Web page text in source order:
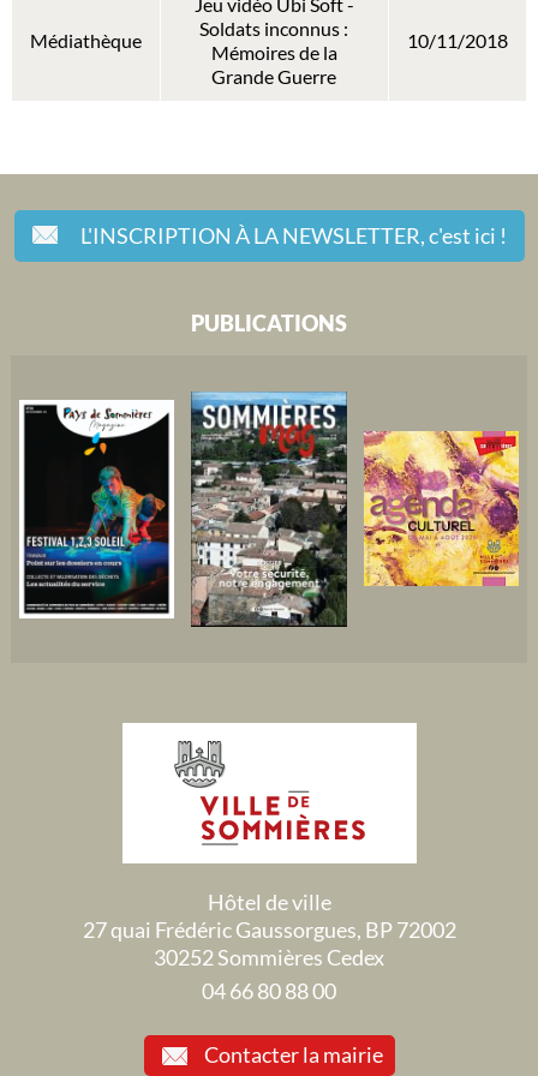
Médiathèque
Jeu vidéo Ubi Soft -
Soldats inconnus :
Mémoires de la
Grande Guerre
10/11/2018
L'INSCRIPTION À LA NEWSLETTER,c'est ici !
PUBLICATIONS
Hôtel de ville
27 quai Frédéric Gaussorgues, BP 72002
30252 Sommières Cedex
04 66 80 88 00
Contacter la mairie